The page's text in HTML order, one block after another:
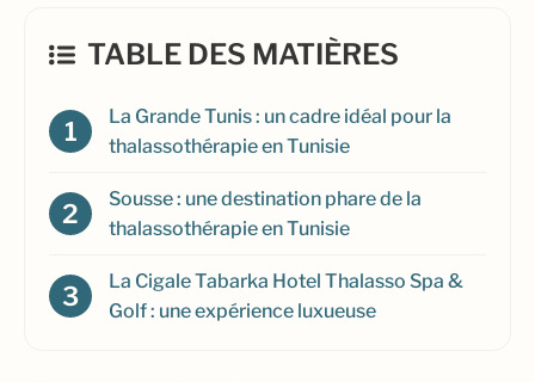
TABLE DES MATIÈRES
La Grande Tunis : un cadre idéal pour la
thalassothérapie en Tunisie
Sousse : une destination phare de la
thalassothérapie en Tunisie
La Cigale Tabarka Hotel Thalasso Spa &
Golf : une expérience luxueuse